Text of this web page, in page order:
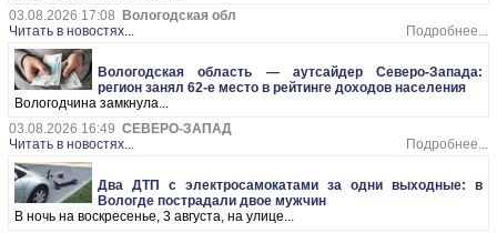
03.08.2026 17:08
Вологодская обл
Читать в новостях...
Подробнее...
Вологодская область — аутсайдер Северо-Запада:
регион занял 62-е место в рейтинге доходов населения
Вологодчина замкнула...
03.08.2026 16:49 СЕВЕРО-ЗАПАД
Читать в новостях...
Подробнее...
Два ДТП с электросамокатами за одни выходные: в
Вологде пострадали двое мужчин
В ночь на воскресенье, 3 августа, на улице...